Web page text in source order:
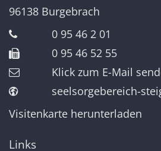
96138 Burgebrach
0 95 46 2 01
0 95 46 52 55
Klick zum E-Mail
seelsorgebereich-
Visitenkarte herunterladen
Links